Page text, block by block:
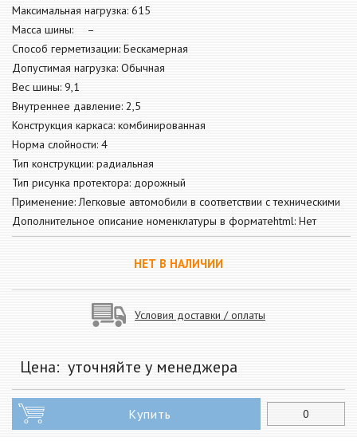
Максимальная нагрузка: 615
Масса шины: –
Способ герметизации: Бескамерная
Допустимая нагрузка: Обычная
Вес шины: 9,1
Внутреннее давление: 2,5
Конструкция каркаса: комбинированная
Норма слойности: 4
Тип конструкции: радиальная
Тип рисунка протектора: дорожный
Применение: Легковые автомобили в соответствии с техническими
Дополнительное описание номенклатуры в форматеhtml: Нет
НЕТ В НАЛИЧИИ
Условия доставки / оплаты
Цена: уточняйте у менеджера
Купить